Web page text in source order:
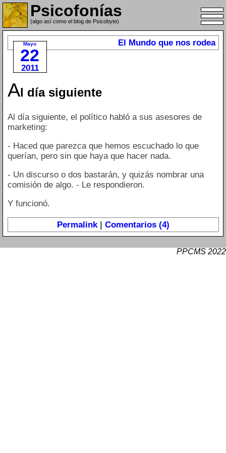
Psicofonías
(algo así como el blog de Psicobyte)
Mayo
22
2011
El Mundo que nos rodea
Al día siguiente
Al día siguiente, el político habló a sus asesores de
marketing:
- Haced que parezca que hemos escuchado lo que
querían, pero sin que haya que hacer nada.
- Un discurso o dos bastarán, y quizás nombrar una
comisión de algo. - Le respondieron.
Y funcionó.
Permalink| Comentarios (4)
PPCMS 2022